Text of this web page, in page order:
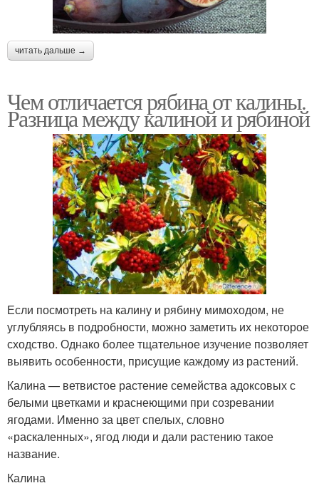
читать дальше →
Чем отличается рябина от калины.
Разница между калиной и рябиной
Если посмотреть на калину и рябину мимоходом, не
углубляясь в подробности, можно заметить их некоторое
сходство. Однако более тщательное изучение позволяет
выявить особенности, присущие каждому из растений.
Калина — ветвистое растение семейства адоксовых с
белыми цветками и краснеющими при созревании
ягодами. Именно за цвет спелых, словно
«раскаленных», ягод люди и дали растению такое
название.
Калина